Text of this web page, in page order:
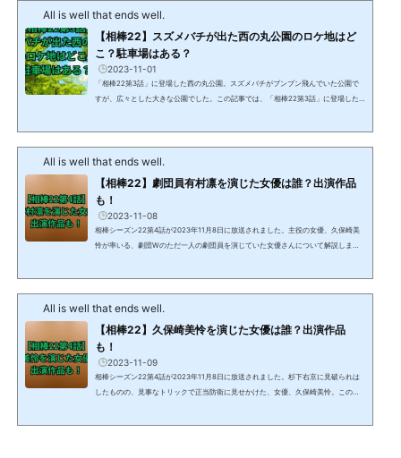
ストラリアなどでも食べられていることがあります。蜂...
All is well that ends well.
【相棒22】スズメバチが出た西の丸公園のロケ地はど
こ？駐車場はある？
2023-11-01
「相棒22第3話」に登場した西の丸公園。スズメバチがブンブン飛んでいた公園で
すが、広々とした大きな公園でした。この記事では、「相棒22第3話」に登場した
（旧Twitter）でも話題になっていますhttps://twitter.com/rikujolovelovel/status/
All is well that ends well.
【相棒22】劇団員有村凛を演じた女優は誰？出演作品
も！
2023-11-08
相棒シーズン22第4話が2023年11月8日に放送されました。主役の女優、久保崎美
怜が率いる、劇団Wのただ一人の劇団員を演じていた女優さんについて解説しま
こ）さんです。朝井瞳子（あさいとうこ）さんのプロフィールをまとめてみまし
All is well that ends well.
【相棒22】久保崎美怜を演じた女優は誰？出演作品
も！
2023-11-09
相棒シーズン22第4話が2023年11月8日に放送されました。杉下右京に見破られは
したものの、見事なトリックで正当防衛に見せかけた、女優、久保崎美怜。この記